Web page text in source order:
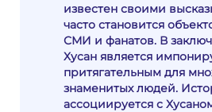
известен своими
часто становится
СМИ и фанатов. В
Хусан является
притягательным для
знаменитых людей.
ассоциируется с